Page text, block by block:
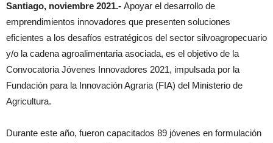
Santiago, noviembre 2021.- Apoyar el desarrollo de
emprendimientos innovadores que presenten soluciones
eficientes a los desafíos estratégicos del sector silvoagropecuario
y/o la cadena agroalimentaria asociada, es el objetivo de la
Convocatoria Jóvenes Innovadores 2021, impulsada por la
Fundación para la Innovación Agraria (FIA) del Ministerio de
Agricultura.
Durante este año, fueron capacitados 89 jóvenes en formulación